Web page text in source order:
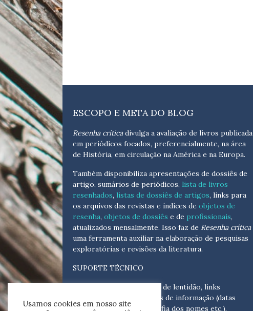
ESCOPO E META DO BLOG
Resenha críticadivulga a avaliação de livros publicada
em periódicos focados, preferencialmente, na área
de História, em circulação na América e na Europa.
Também disponibiliza apresentações de dossiês de
artigo, sumários de periódicos, lista de livros
resenhados, listas de dossiês de artigos, links para
os arquivos das revistas e índices de objetos de
resenha, objetos de dossiês e de profissionais,
atualizados mensalmente. Isso faz de Resenha crítica
uma ferramenta auxiliar na elaboração de pesquisas
exploratórias e revisões da literatura.
SUPORTE TÉCNICO
Para eventuais problemas de lentidão, links
quebrados, senhas e erros de informação (datas
tópicas, cronológicas, grafia dos nomes etc.),
Usamos cookies em nosso site